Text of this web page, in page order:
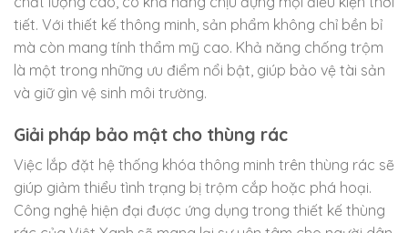
tiết. Với thiết kế thông minh, sản phẩm không chỉ bền bỉ
mà còn mang tính thẩm mỹ cao. Khả năng chống trộm
là một trong những ưu điểm nổi bật, giúp bảo vệ tài sản
và giữ gìn vệ sinh môi trường.
Giải pháp bảo mật cho thùng rác
Việc lắp đặt hệ thống khóa thông minh trên thùng rác sẽ
giúp giảm thiểu tình trạng bị trộm cắp hoặc phá hoại.
Công nghệ hiện đại được ứng dụng trong thiết kế thùng